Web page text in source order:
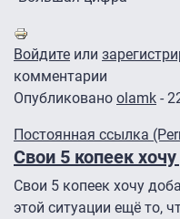
Войдите или
комментарии
Опубликовано olamk -
Постоянная ссылка
Свои 5 копеек
Свои 5 копеек хочу
этой ситуации ещё то,